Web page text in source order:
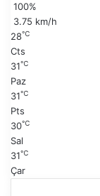
a
y
100%
3.75 km/h
28℃
Cts
31℃
Paz
31℃
Pts
30℃
Sal
31℃
Çar